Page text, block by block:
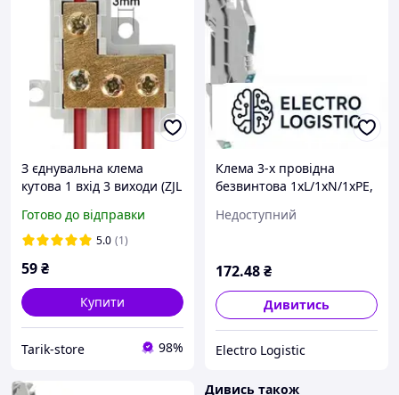
З єднувальна клема
кутова 1 вхід 3 виходи (ZJL
Готово до відправки
5.0 (1)
59₴
Купити
Tarik-store 98%
Клема 3-х провідна
безвинтова 1хL/1хN/1хPE,
самозажимна PE, колір
Недоступний
172.48₴
Дивитись
Electro Logistic
Дивись також